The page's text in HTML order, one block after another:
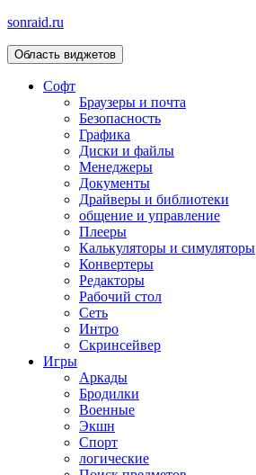
sonraid.ru
Скачивай программы, мини игры
Область виджетов
Софт
Браузеры и почта
Безопасность
Графика
Диски и файлы
Менеджеры
Документы
Драйверы и библиотеки
общение и управление
Плееры
Калькуляторы и симуляторы
Конвертеры
Редакторы
Рабочий стол
Сеть
Интро
Скринсейвер
Игры
Аркады
Бродилки
Военные
Экшн
Спорт
логические